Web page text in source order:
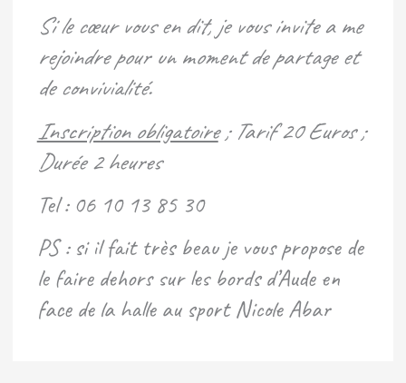
Si le cœur vous en dit, je vous invite a me
rejoindre pour un moment de partage et
de convivialité.
Inscription obligatoire; Tarif 20 Euros ;
Durée 2 heures
Tel : 06 10 13 85 30
PS : si il fait très beau je vous propose de
le faire dehors sur les bords d’Aude en
face de la halle au sport Nicole Abar